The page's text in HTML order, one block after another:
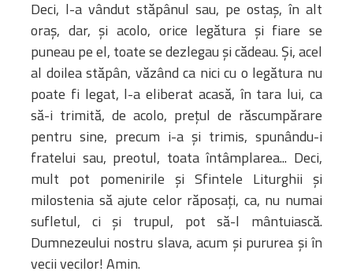
Deci, l-a vândut stăpânul sau, pe ostaș, în alt
oraș, dar, și acolo, orice legătura și fiare se
puneau pe el, toate se dezlegau și cădeau. Și, acel
al doilea stăpân, văzând ca nici cu o legătura nu
poate fi legat, l-a eliberat acasă, în tara lui, ca
să-i trimită, de acolo, prețul de răscumpărare
pentru sine, precum i-a și trimis, spunându-i
fratelui sau, preotul, toata întâmplarea... Deci,
mult pot pomenirile și Sfintele Liturghii și
milostenia să ajute celor răposați, ca, nu numai
sufletul, ci și trupul, pot să-l mântuiască.
Dumnezeului nostru slava, acum și pururea și în
vecii vecilor! Amin.